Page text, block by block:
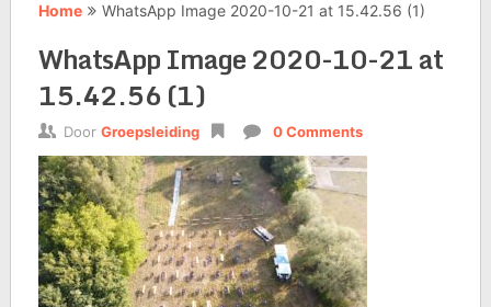
Home WhatsApp Image 2020-10-21 at 15.42.56 (1)
WhatsApp Image 2020-10-21 at
15.42.56 (1)
Door Groepsleiding 0 Comments